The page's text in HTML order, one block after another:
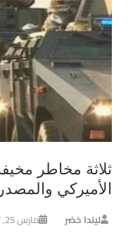
ثلاثة مخاطر
الأميركي
ليندا خضر مارس 25, 2017